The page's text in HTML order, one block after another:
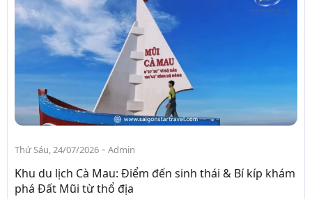
Thứ Sáu, 24/07/2026 - Admin
Khu du lịch Cà Mau: Điểm đến sinh thái & Bí kíp khám
phá Đất Mũi từ thổ địa